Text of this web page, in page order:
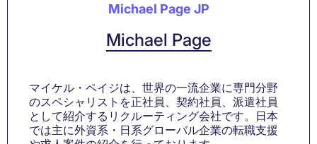
Michael Page JP
Michael Page
マイケル・ペイジは、世界の一流企業に専門分野
のスペシャリストを正社員、契約社員、派遣社員
として紹介するリクルーティング会社です。日本
では主に外資系・日系グローバル企業の転職支援